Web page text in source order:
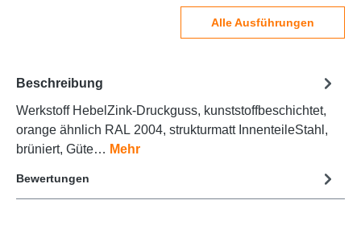
Alle Ausführungen
Beschreibung
Werkstoff HebelZink-Druckguss, kunststoffbeschichtet,
orange ähnlich RAL 2004, strukturmatt InnenteileStahl,
brüniert, Güte… Mehr
Bewertungen